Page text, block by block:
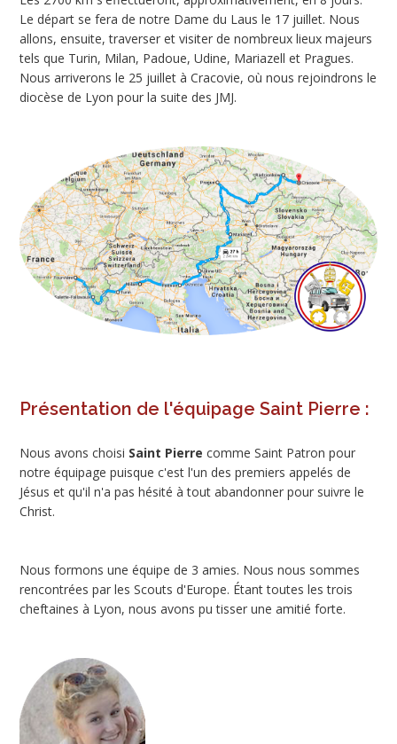
Le départ se fera de notre Dame du Laus le 17 juillet. Nous
allons, ensuite, traverser et visiter de nombreux lieux majeurs
tels que Turin, Milan, Padoue, Udine, Mariazell et Pragues.
Nous arriverons le 25 juillet à Cracovie, où nous rejoindrons le
diocèse de Lyon pour la suite des JMJ.
Présentation de l'équipage Saint Pierre :
Nous avons choisi Saint Pierre comme Saint Patron pour
notre équipage puisque c'est l'un des premiers appelés de
Jésus et qu'il n'a pas hésité à tout abandonner pour suivre le
Christ.
Nous formons une équipe de 3 amies. Nous nous sommes
rencontrées par les Scouts d'Europe. Étant toutes les trois
cheftaines à Lyon, nous avons pu tisser une amitié forte.